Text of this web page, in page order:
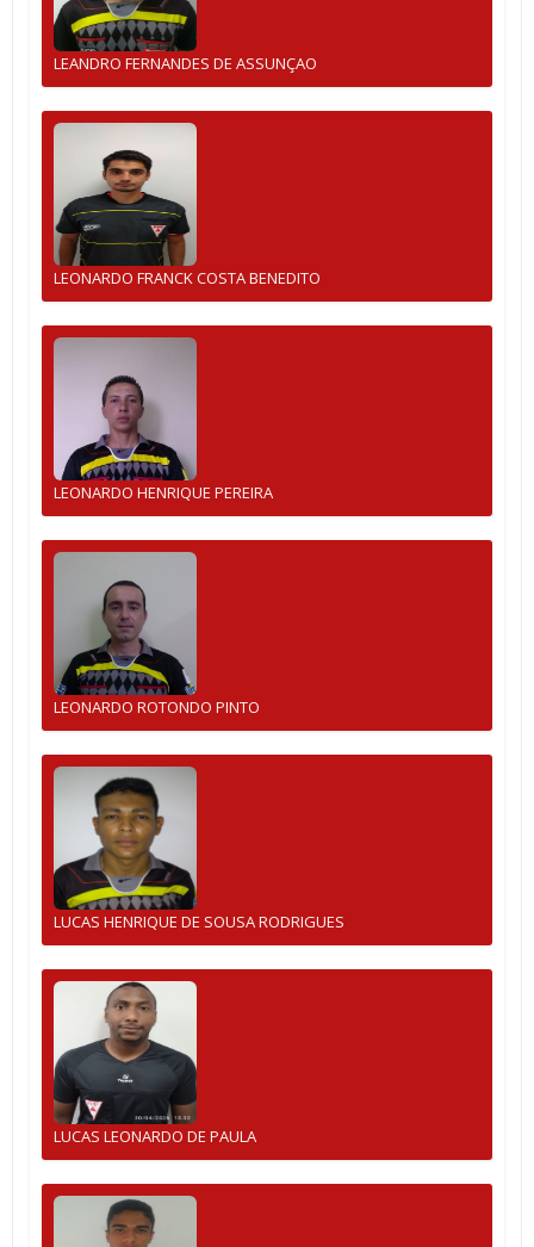
LEANDRO FERNANDES DE ASSUNÇAO
LEONARDO FRANCK COSTA BENEDITO
LEONARDO HENRIQUE PEREIRA
LEONARDO ROTONDO PINTO
LUCAS HENRIQUE DE SOUSA RODRIGUES
LUCAS LEONARDO DE PAULA